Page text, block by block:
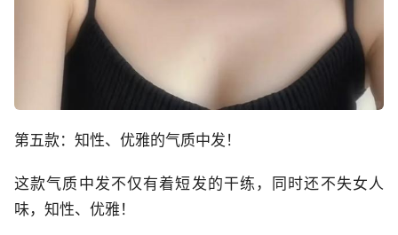
第五款：知性、优雅的气质中发！
这款气质中发不仅有着短发的干练，同时还不失女人
味，知性、优雅！